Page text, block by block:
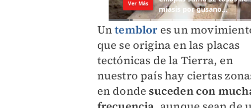
Untemblor es un
que se origina en las placas
tectónicas de la Tierra, en
nuestro país hay ciertas
en donde suceden con